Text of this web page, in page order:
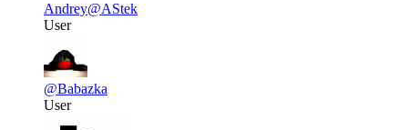
Andrey@AStek
User
@Babazka
User